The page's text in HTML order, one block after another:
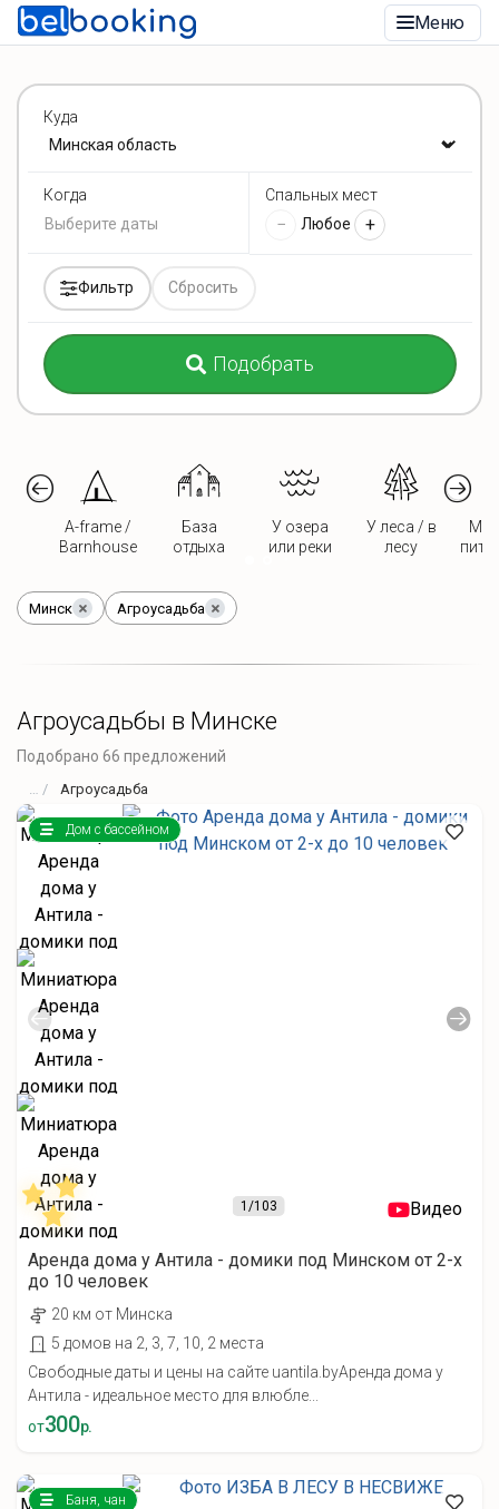
Меню
Куда
Когда Спальных мест
− Любое +
Фильтр Сбросить
Подобрать
A-frame /
Barnhouse
База
отдыха
У озера
или реки
У леса / в
лесу
Минск Агроусадьба
Агроусадьбы в Минске
Подобрано 66 предложений
Агроусадьба
1 /103
Дом с бассейном
Видео
Аренда дома у Антила - домики под Минском от 2-х
до 10 человек
20 км от Минска
5 домов на 2, 3, 7, 10, 2 места
Свободные даты и цены на сайте uantila.byАренда дома у
Антила - идеальное место для влюбле...
от300р.
Баня, чан